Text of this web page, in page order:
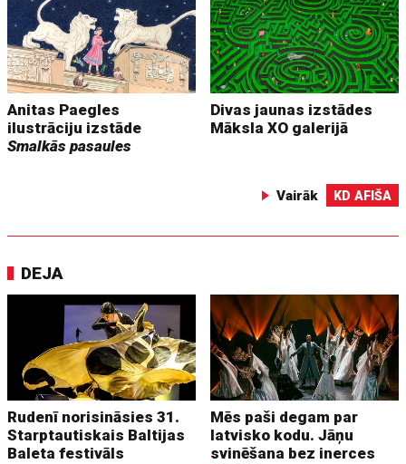
Anitas Paegles
ilustrāciju izstāde
Smalkās pasaules
Divas jaunas izstādes
Māksla XO galerijā
Vairāk KD AFIŠA
DEJA
Rudenī norisināsies 31.
Starptautiskais Baltijas
Baleta festivāls
Mēs paši degam par
latvisko kodu. Jāņu
svinēšana bez inerces